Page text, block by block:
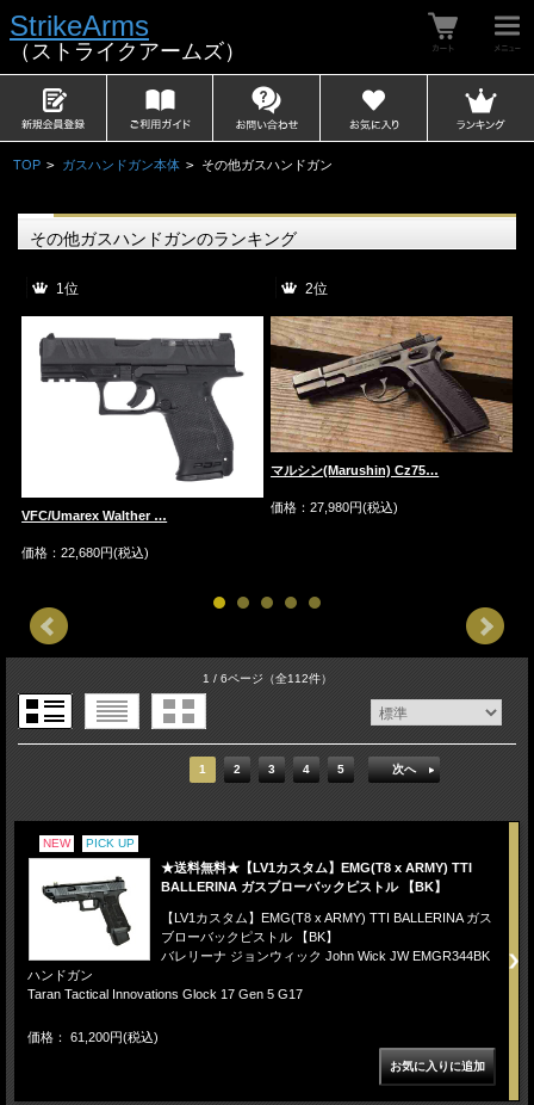
StrikeArms
（ストライクアームズ）
TOP > ガスハンドガン本体 > その他ガスハンドガン
その他ガスハンドガンのランキング
1位
VFC/Umarex Walther …
価格：22,680円(税込)
2位
マルシン(Marushin) Cz75…
価格：27,980円(税込)
1 / 6ページ （全112件）
1 2 3 4 5 次へ
NEW PICK UP
★送料無料★【LV1カスタム】EMG(T8 x ARMY) TTI
BALLERINA ガスブローバックピストル 【BK】
【LV1カスタム】EMG(T8 x ARMY) TTI BALLERINA ガス
ブローバックピストル 【BK】
バレリーナ ジョンウィック John Wick JW EMGR344BK
ハンドガン
Taran Tactical Innovations Glock 17 Gen 5 G17
価格： 61,200円(税込)